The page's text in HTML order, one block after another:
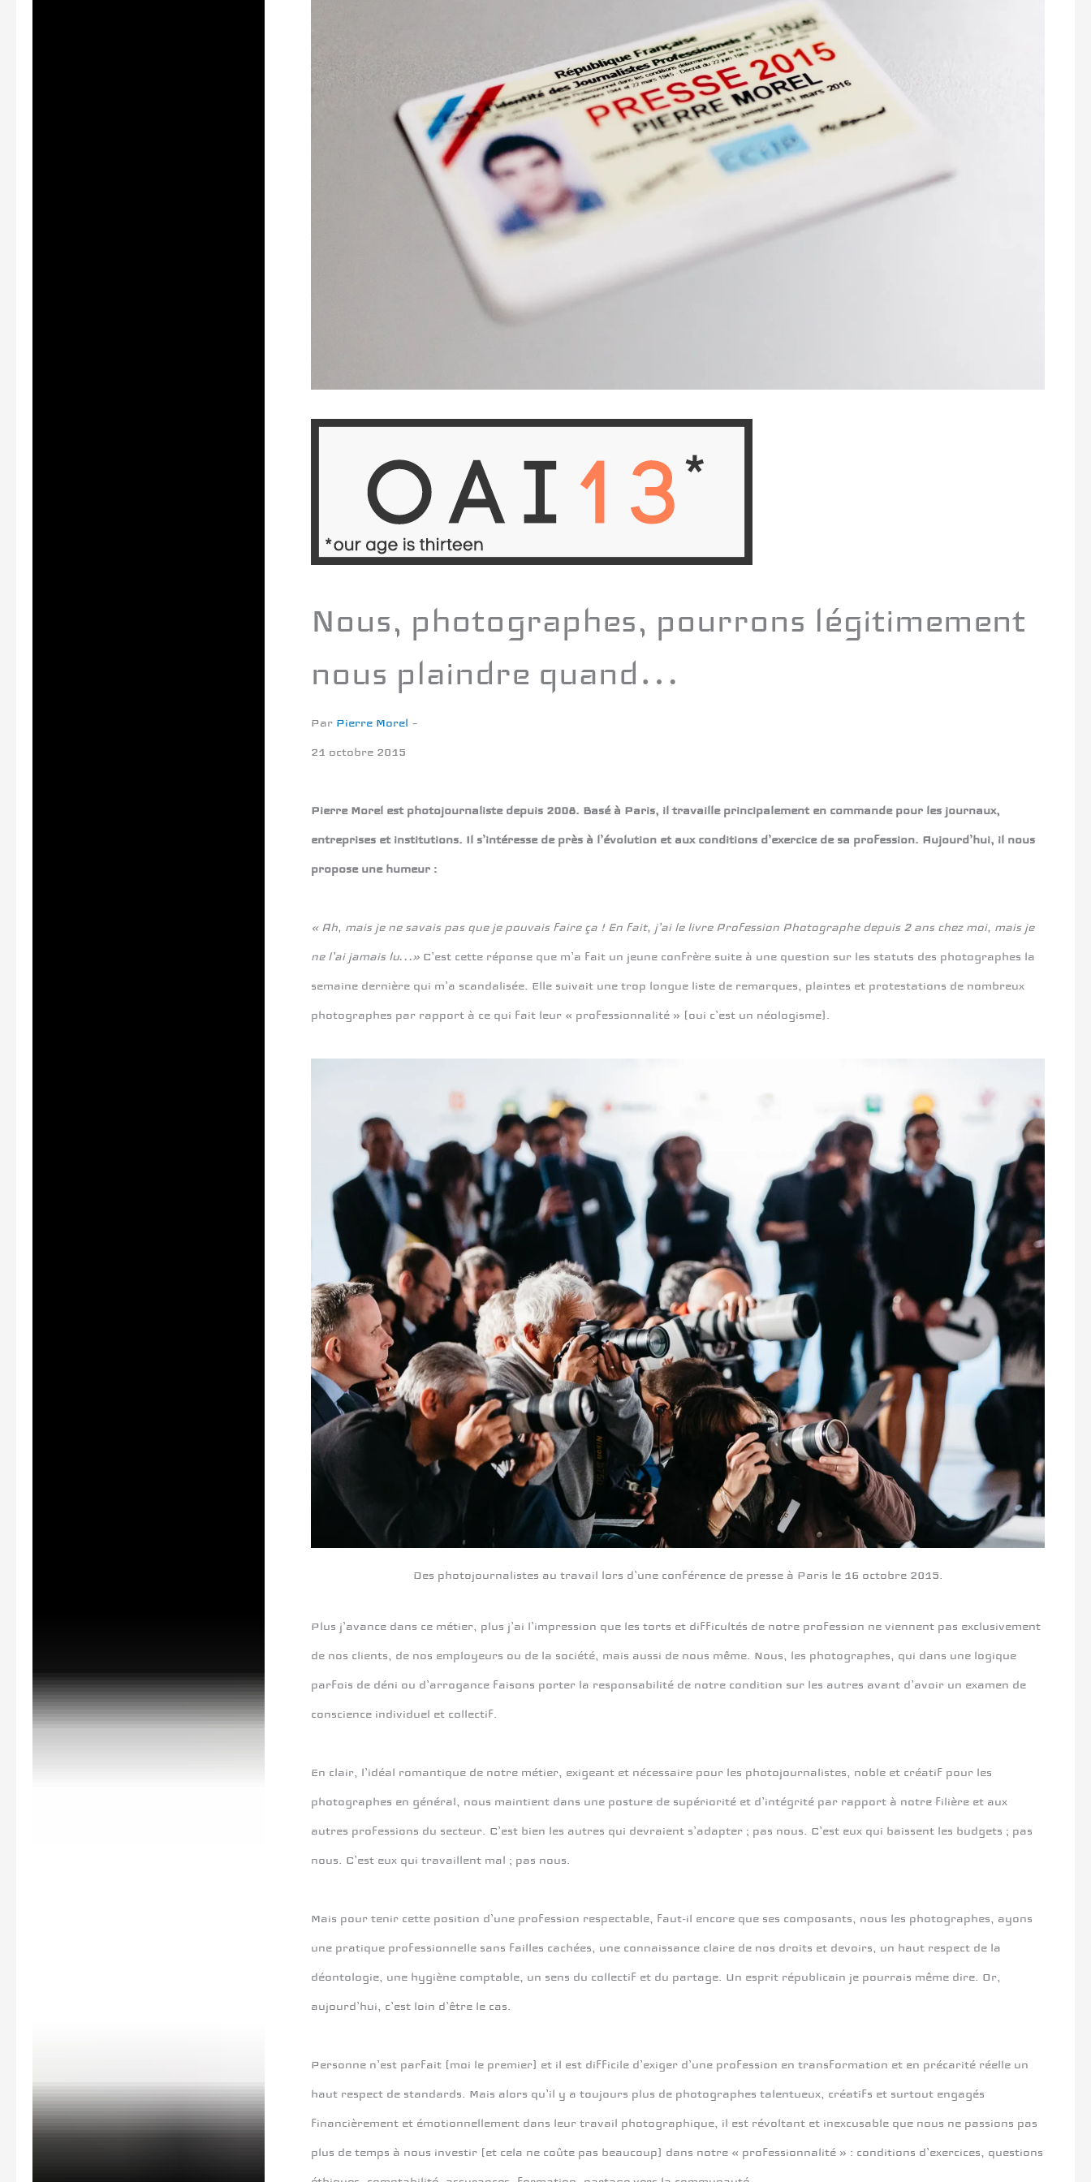
Nous, photographes, pourrons légitimement
nous plaindre quand…
Par Pierre Morel –
21 octobre 2015
Pierre Morel est photojournaliste depuis 2008. Basé à Paris, il travaille principalement en commande pour les journaux,
entreprises et institutions. Il s’intéresse de près à l’évolution et aux conditions d’exercice de sa profession. Aujourd’hui, il nous
propose une humeur :
« Ah, mais je ne savais pas que je pouvais faire ça ! En fait, j’ai le livre Profession Photographe depuis 2 ans chez moi, mais je
ne l’ai jamais lu…» C’est cette réponse que m’a fait un jeune confrère suite à une question sur les statuts des photographes la
semaine dernière qui m’a scandalisée. Elle suivait une trop longue liste de remarques, plaintes et protestations de nombreux
photographes par rapport à ce qui fait leur « professionnalité » (oui c’est un néologisme).
Des photojournalistes au travail lors d’une conférence de presse à Paris le 16 octobre 2015.
Plus j’avance dans ce métier, plus j’ai l’impression que les torts et difficultés de notre profession ne viennent pas exclusivement
de nos clients, de nos employeurs ou de la société, mais aussi de nous même. Nous, les photographes, qui dans une logique
parfois de déni ou d’arrogance faisons porter la responsabilité de notre condition sur les autres avant d’avoir un examen de
conscience individuel et collectif.
En clair, l’idéal romantique de notre métier, exigeant et nécessaire pour les photojournalistes, noble et créatif pour les
photographes en général, nous maintient dans une posture de supériorité et d’intégrité par rapport à notre filière et aux
autres professions du secteur. C’est bien les autres qui devraient s’adapter ; pas nous. C’est eux qui baissent les budgets ; pas
nous. C’est eux qui travaillent mal ; pas nous.
Mais pour tenir cette position d’une profession respectable, faut-il encore que ses composants, nous les photographes, ayons
une pratique professionnelle sans failles cachées, une connaissance claire de nos droits et devoirs, un haut respect de la
déontologie, une hygiène comptable, un sens du collectif et du partage. Un esprit républicain je pourrais même dire. Or,
aujourd’hui, c’est loin d’être le cas.
Personne n’est parfait (moi le premier) et il est difficile d’exiger d’une profession en transformation et en précarité réelle un
haut respect de standards. Mais alors qu’il y a toujours plus de photographes talentueux, créatifs et surtout engagés
financièrement et émotionnellement dans leur travail photographique, il est révoltant et inexcusable que nous ne passions pas
plus de temps à nous investir (et cela ne coûte pas beaucoup) dans notre « professionnalité » : conditions d’exercices, questions